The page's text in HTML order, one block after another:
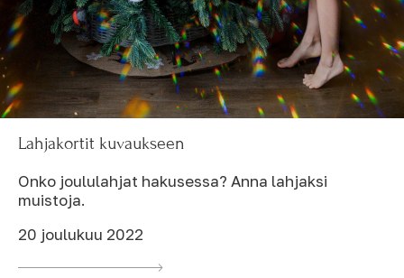
Lahjakortit kuvaukseen
Onko joululahjat hakusessa? Anna lahjaksi
muistoja.
20 joulukuu 2022